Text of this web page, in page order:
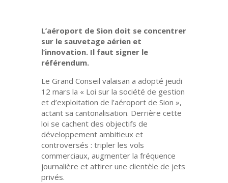
L’aéroport de Sion doit se concentrer
sur le sauvetage aérien et
l’innovation. Il faut signer le
référendum.
Le Grand Conseil valaisan a adopté jeudi
12 mars la « Loi sur la société de gestion
et d’exploitation de l’aéroport de Sion »,
actant sa cantonalisation. Derrière cette
loi se cachent des objectifs de
développement ambitieux et
controversés : tripler les vols
commerciaux, augmenter la fréquence
journalière et attirer une clientèle de jets
privés.